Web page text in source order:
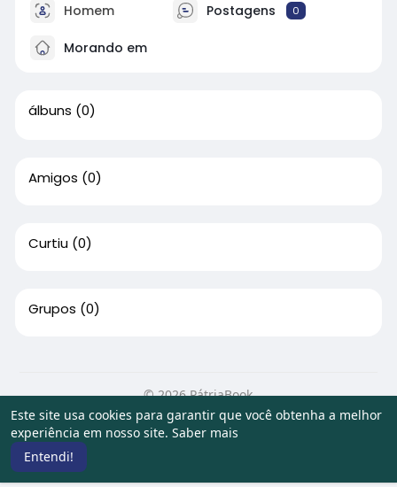
Este site usa cookies para garantir que você obtenha a melhor
experiência em nosso site. Saber mais
Entendi!
Homem Postagens 0
Morando em
álbuns (0)
Amigos (0)
Curtiu (0)
Grupos (0)
© 2026 PátriaBook
Início
Sobre Contato Privacidade
Termos de Uso
Artigos